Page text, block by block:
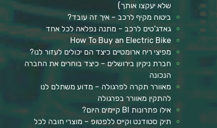
שלא יעקצו אותך)
ביטוח מקיף לרכב – איך זה עובד?
גאדג'טים לרכב – מתנה נפלאה לכל אחד
How To Buy an Electric Bike
מפיצי ריח ארומטיים כיצד הם יכולים לעזור לנו?
חברת ניקיון בירושלים – כיצד בוחרים את החברה
הנכונה
מאוורר תקרה לפרגולה – מדוע משתלם לנו
להתקין מאוורר בפרגולה
אילו פתרונות BI קיימים היום?
תיק סטודנט וקייס ללפטופ – מוצרי חובה לכל